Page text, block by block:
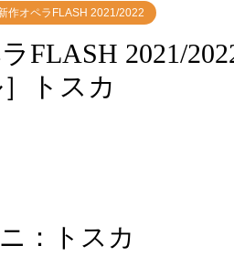
作オペラFLASH 2021/2022
FLASH 2021/
トスカ
：トスカ